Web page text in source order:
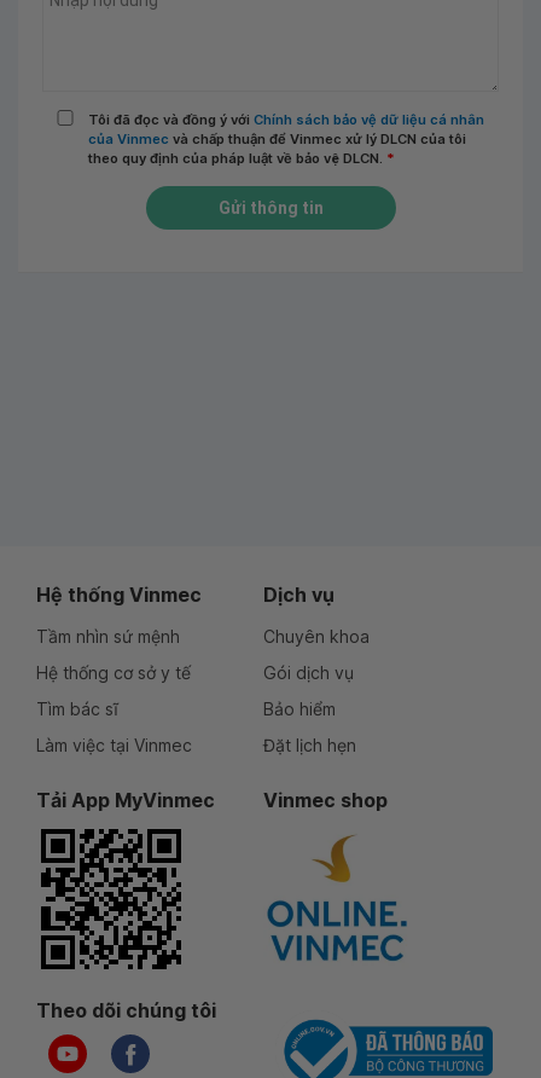
Tôi đã đọc và đồng ý với Chính sách bảo vệ dữ liệu cá nhân
của Vinmec và chấp thuận để Vinmec xử lý DLCN của tôi
theo quy định của pháp luật về bảo vệ DLCN. *
Gửi thông tin
Hệ thống Vinmec
Tầm nhìn sứ mệnh
Hệ thống cơ sở y tế
Tìm bác sĩ
Làm việc tại Vinmec
Dịch vụ
Chuyên khoa
Gói dịch vụ
Bảo hiểm
Đặt lịch hẹn
Tải App MyVinmec Vinmec shop
Theo dõi chúng tôi